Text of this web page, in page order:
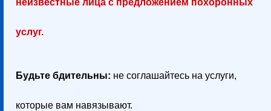
услуг.
Будьте бдительны: не соглашайтесь на услуги,
которые вам навязывают.